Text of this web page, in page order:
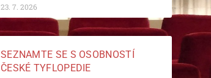
23. 7. 2026
SEZNAMTE SE S OSOBNOSTÍ
ČESKÉ TYFLOPEDIE